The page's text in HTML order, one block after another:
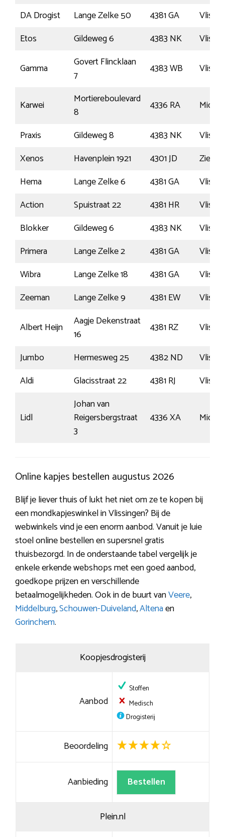
DA Drogist Lange Zelke 50 4381 GA
Etos
Gildeweg 6 4383 NK
Gamma
Govert Flincklaan
7
4383 WB
Karwei
Mortiereboulevard
8
4336 RA
Praxis
Gildeweg 8 4383 NK
Xenos
Havenplein 1921 4301 JD
Hema
Lange Zelke 6 4381 GA
Action
Spuistraat 22 4381 HR
Blokker
Gildeweg 6 4383 NK
Primera
Lange Zelke 2 4381 GA
Wibra
Lange Zelke 18 4381 GA
Zeeman
Lange Zelke 9 4381 EW
Albert Heijn
Aagje Dekenstraat
16
4381 RZ
Jumbo
Hermesweg 25 4382 ND
Aldi
Glacisstraat 22 4381 RJ
Lidl
Johan van
Reigersbergstraat
3
4336 XA
Online kapjes bestellen augustus 2026
Blijf je liever thuis of lukt het niet om ze te kopen bij
een mondkapjeswinkel in Vlissingen? Bij de
webwinkels vind je een enorm aanbod. Vanuit je luie
stoel online bestellen en supersnel gratis
thuisbezorgd. In de onderstaande tabel vergelijk je
enkele erkende webshops met een goed aanbod,
goedkope prijzen en verschillende
betaalmogelijkheden. Ook in de buurt vanVeere,
Middelburg,Schouwen-Duiveland,Altenaen
Gorinchem.
Koopjesdrogisterij
Aanbod
Stoffen
Medisch
Drogisterij
Beoordeling
Aanbieding Bestellen
Plein.nl